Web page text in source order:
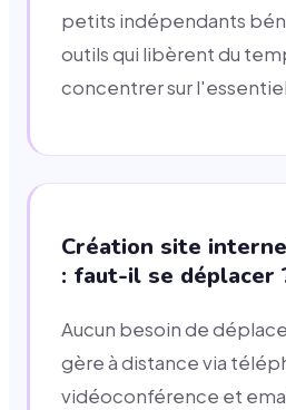
petits indépendants
outils qui libèrent du
concentrer sur
Création site
: faut-il se déplacer
Aucun besoin de
gère à distance via
vidéoconférence et